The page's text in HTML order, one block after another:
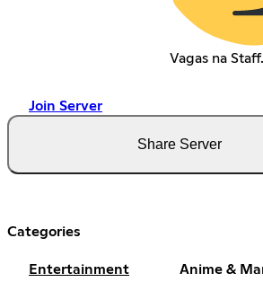
Vagas na Staff.
Join Server
Share Server
Categories
Entertainment Anime &